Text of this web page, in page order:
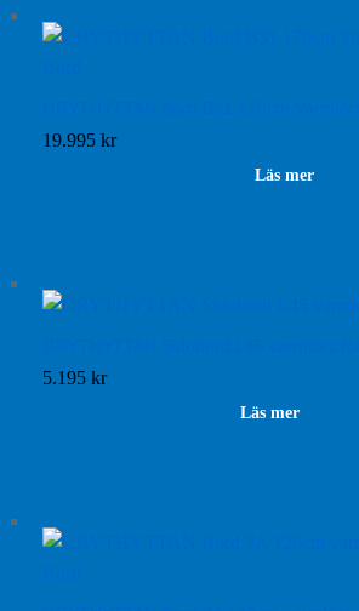
19.995 kr
Läs mer
5.195 kr
Läs mer